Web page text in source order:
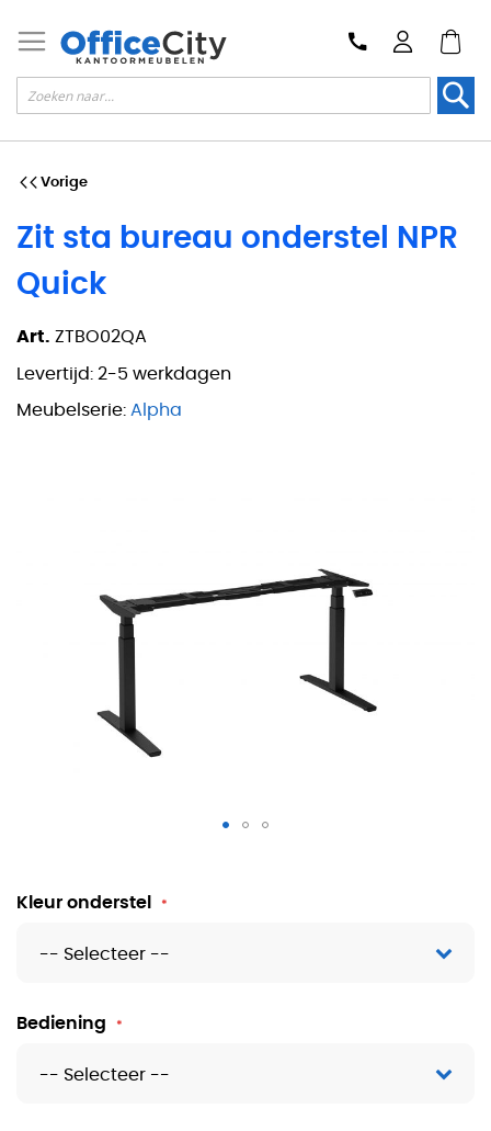
Zit sta bureau onderstel NPR
Quick
Art. ZTBO02QA
Levertijd: 2-5 werkdagen
Meubelserie: Alpha
Zit sta bureau onderstel NPR Quick
Kleur onderstel
Bediening
Vorige